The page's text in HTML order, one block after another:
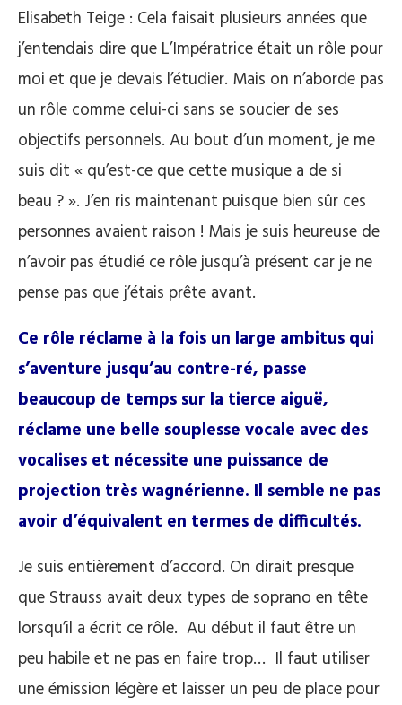
Elisabeth Teige : Cela faisait plusieurs années que
j’entendais dire que L’Impératrice était un rôle pour
moi et que je devais l’étudier. Mais on n’aborde pas
un rôle comme celui-ci sans se soucier de ses
objectifs personnels. Au bout d’un moment, je me
suis dit « qu’est-ce que cette musique a de si
beau ? ». J’en ris maintenant puisque bien sûr ces
personnes avaient raison ! Mais je suis heureuse de
n’avoir pas étudié ce rôle jusqu’à présent car je ne
pense pas que j’étais prête avant.
Ce rôle réclame à la fois un large ambitus qui
s’aventure jusqu’au contre-ré, passe
beaucoup de temps sur la tierce aiguë,
réclame une belle souplesse vocale avec des
vocalises et nécessite une puissance de
projection très wagnérienne. Il semble ne pas
avoir d’équivalent en termes de difficultés.
Je suis entièrement d’accord. On dirait presque
que Strauss avait deux types de soprano en tête
lorsqu’il a écrit ce rôle. Au début il faut être un
peu habile et ne pas en faire trop… Il faut utiliser
une émission légère et laisser un peu de place pour